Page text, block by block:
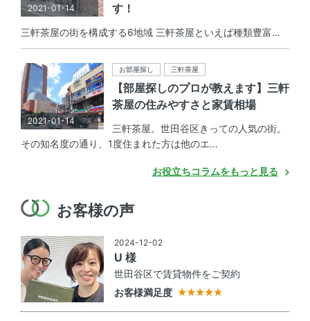
2021-01-14
す！
三軒茶屋の街を構成する6地域 三軒茶屋といえば種類豊富...
2021-01-14
お部屋探し 三軒茶屋
【部屋探しのプロが教えます】三軒
茶屋の住みやすさと家賃相場
三軒茶屋。世田谷区きっての人気の街。
その知名度の通り、1度住まれた方は他のエ...
お役立ちコラムをもっと見る
お客様の声
2024-12-02
U 様
世田谷区で賃貸物件をご契約
お客様満足度